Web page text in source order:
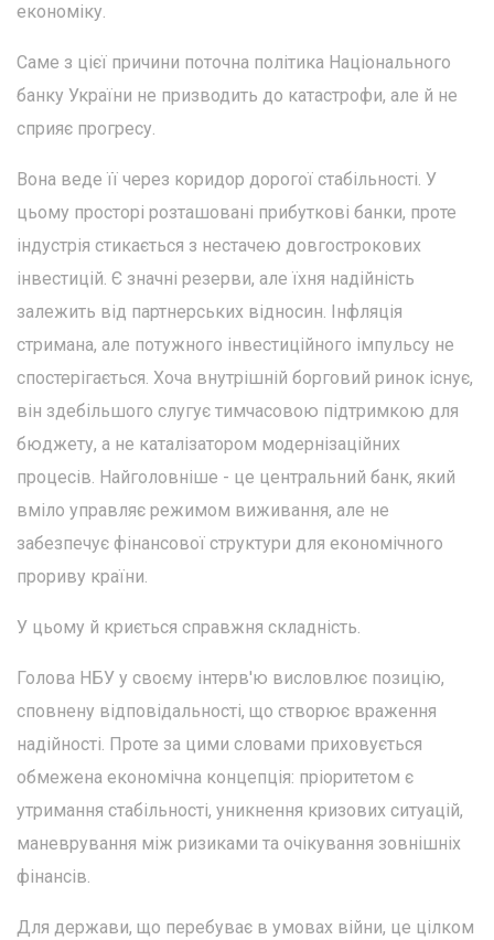
економіку.
Саме з цієї причини поточна політика Національного
банку України не призводить до катастрофи, але й не
сприяє прогресу.
Вона веде її через коридор дорогої стабільності. У
цьому просторі розташовані прибуткові банки, проте
індустрія стикається з нестачею довгострокових
інвестицій. Є значні резерви, але їхня надійність
залежить від партнерських відносин. Інфляція
стримана, але потужного інвестиційного імпульсу не
спостерігається. Хоча внутрішній борговий ринок існує,
він здебільшого слугує тимчасовою підтримкою для
бюджету, а не каталізатором модернізаційних
процесів. Найголовніше - це центральний банк, який
вміло управляє режимом виживання, але не
забезпечує фінансової структури для економічного
прориву країни.
У цьому й криється справжня складність.
Голова НБУ у своєму інтерв'ю висловлює позицію,
сповнену відповідальності, що створює враження
надійності. Проте за цими словами приховується
обмежена економічна концепція: пріоритетом є
утримання стабільності, уникнення кризових ситуацій,
маневрування між ризиками та очікування зовнішніх
фінансів.
Для держави, що перебуває в умовах війни, це цілком